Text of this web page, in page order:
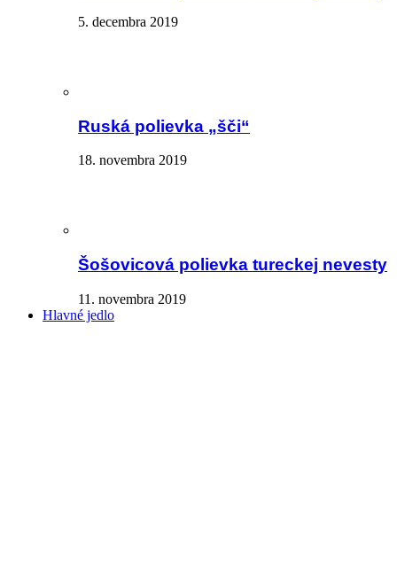
5. decembra 2019
Ruská polievka „šči“
18. novembra 2019
Šošovicová polievka tureckej nevesty
11. novembra 2019
Hlavné jedlo